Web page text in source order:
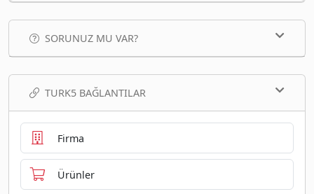
SORUNUZ MU VAR?
TURK5 BAĞLANTILAR
Firma
Ürünler